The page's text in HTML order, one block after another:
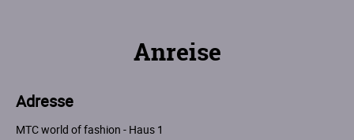
Anreise
Adresse
MTC world of fashion - Haus 1